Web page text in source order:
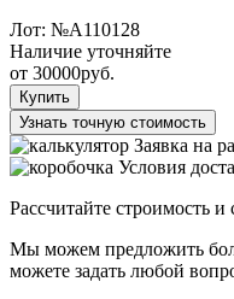
Лот: №А110128
Наличие уточняйте
от 30000руб.
Купить
Узнать точную стоимость
Заявка на
Условия
Рассчитайте строимость и
Мы можем предложить
можете задать любой